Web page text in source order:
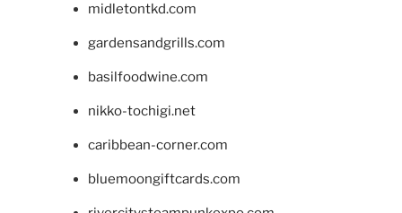
midletontkd.com
gardensandgrills.com
basilfoodwine.com
nikko-tochigi.net
caribbean-corner.com
bluemoongiftcards.com